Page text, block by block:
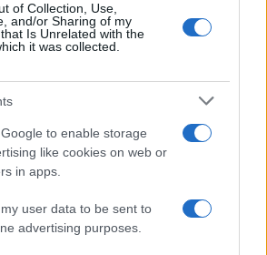
of Collection, Use,
and/or Sharing of my
Is Unrelated with the
it was collected.
to enable storage
like cookies on web or
in apps.
user data to be sent to
advertising purposes.
introduce nuove regole per
delle piattaforme
stasera 25 gennaio: gli ospiti e le